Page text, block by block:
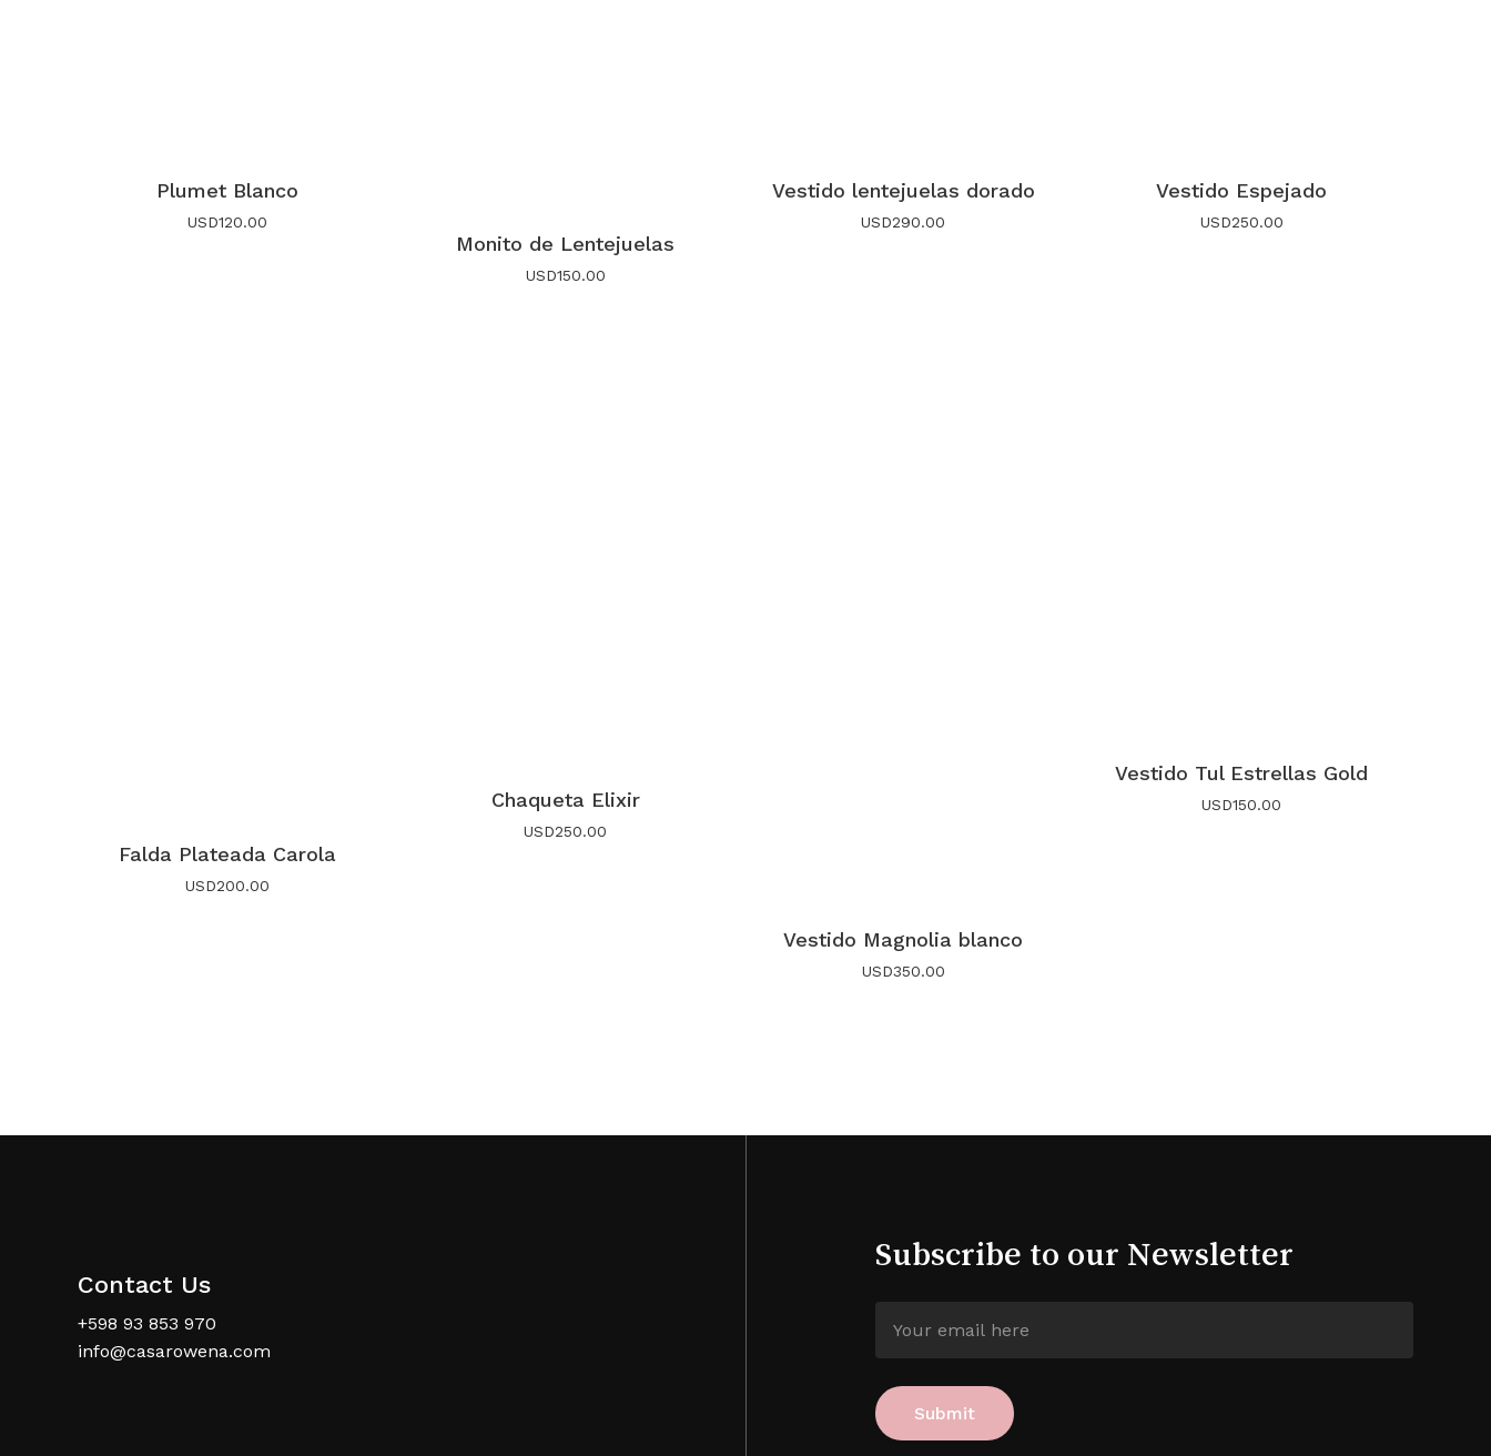
Plumet Blanco
USD120.00
Monito de Lentejuelas
USD150.00
Vestido lentejuelas dorado
USD290.00
Vestido Espejado
USD250.00
Falda Plateada Carola
USD200.00
Chaqueta Elixir
USD250.00
Vestido Magnolia blanco
USD350.00
Vestido Tul Estrellas Gold
USD150.00
Contact Us
+598 93 853 970
info@casarowena.com
Subscribe to our Newsletter